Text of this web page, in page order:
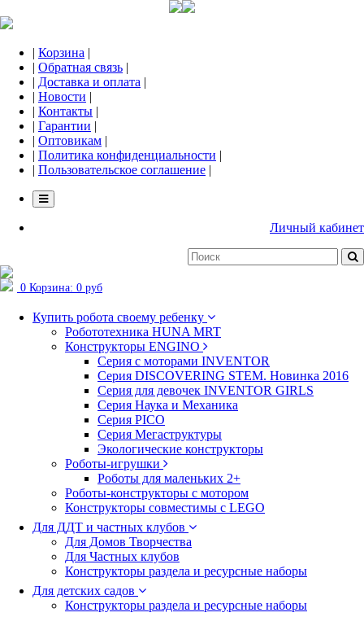
| Корзина |
| Обратная связь |
| Доставка и оплата |
| Новости |
| Контакты |
| Гарантии |
| Оптовикам |
| Политика конфиденциальности |
| Пользовательское соглашение |
Личный кабинет
0 Корзина: 0 руб
Купить робота своему ребенку
Робототехника HUNA MRT
Конструкторы ENGINO
Серия с моторами INVENTOR
Серия DISCOVERING STEM. Новинка 2016
Серия для девочек INVENTOR GIRLS
Серия Наука и Механика
Серия PICO
Серия Мегаструктуры
Экологические конструкторы
Роботы-игрушки
Роботы для маленьких 2+
Роботы-конструкторы с мотором
Конструкторы совместимы с LEGO
Для ДДТ и частных клубов
Для Домов Творчества
Для Частных клубов
Конструкторы раздела и ресурсные наборы
Для детских садов
Конструкторы раздела и ресурсные наборы